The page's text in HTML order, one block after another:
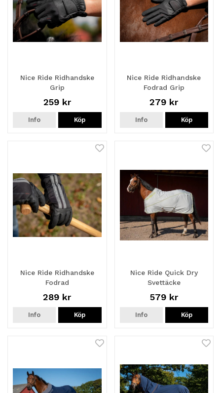
Nice Ride Ridhandske
Grip
259 kr
Info Köp
Nice Ride Ridhandske
Fodrad Grip
279 kr
Info Köp
Nice Ride Ridhandske
Fodrad
289 kr
Info Köp
Nice Ride Quick Dry
Svettäcke
579 kr
Info Köp